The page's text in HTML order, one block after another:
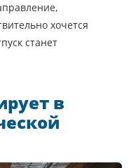
хочется
станет
в